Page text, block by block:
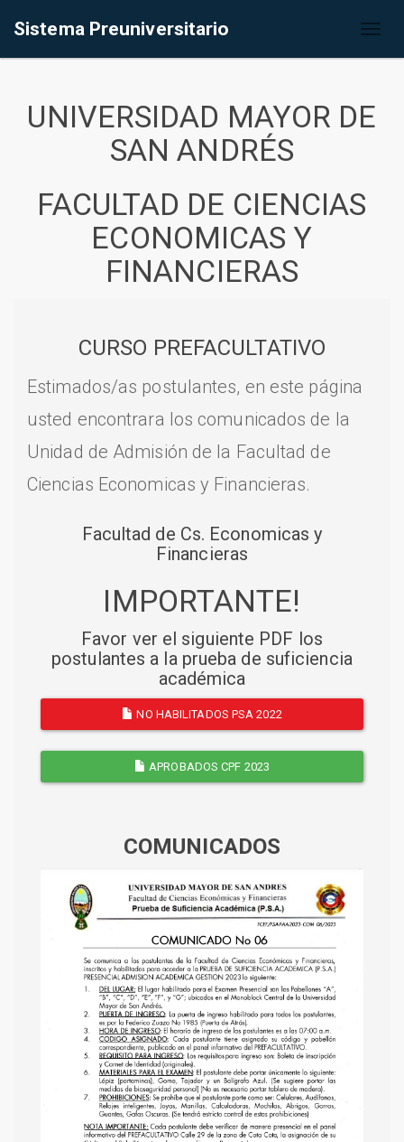
Sistema Preuniversitario
UNIVERSIDAD MAYOR DE
SAN ANDRÉS
FACULTAD DE CIENCIAS
ECONOMICAS Y
FINANCIERAS
CURSO PREFACULTATIVO
Estimados/as postulantes, en este página
usted encontrara los comunicados de la
Unidad de Admisión de la Facultad de
Ciencias Economicas y Financieras.
Facultad de Cs. Economicas y
Financieras
IMPORTANTE!
Favor ver el siguiente PDF los
postulantes a la prueba de suficiencia
académica
NO HABILITADOS PSA 2022
APROBADOS CPF 2023
COMUNICADOS